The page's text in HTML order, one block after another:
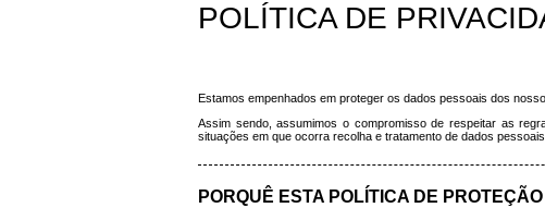
POLÍTICA DE
Estamos empenhados em proteger os dados pessoais dos
Assim sendo, assumimos o compromisso de respeitar as
situações em que ocorra recolha e tratamento de dados pessoais.
PORQUÊ ESTA POLÍTICA DE